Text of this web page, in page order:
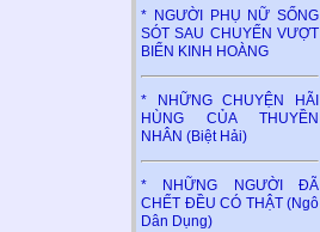
* NGƯỜI PHỤ NỮ SỐNG
SÓT SAU CHUYẾN VƯỢT
BIỂN KINH HOÀNG
* NHỮNG CHUYỆN HÃI
HÙNG CỦA THUYỀN
NHÂN (Biệt Hải)
* NHỮNG NGƯỜI ĐÃ
CHẾT ĐỀU CÓ THẬT (Ngô
Dân Dụng)